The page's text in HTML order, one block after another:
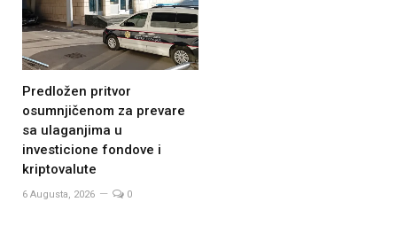
Predložen pritvor
osumnjičenom za prevare
sa ulaganjima u
investicione fondove i
kriptovalute
6 Augusta, 2026 0